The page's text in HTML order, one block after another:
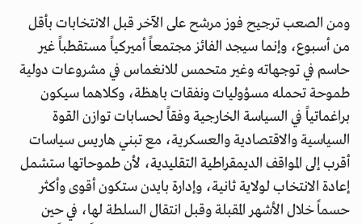
ومن الصعب ترجيح فوز مرشح على الآخر قبل الانتخابات بأقل
من أسبوع، وإنما سيجد الفائز مجتمعاً أميركياً مستقطباً غير
حاسم في توجهاته وغير متحمس للانغماس في مشروعات دولية
طموحة تحمله مسؤوليات ونفقات باهظة، وكلاهما سيكون
براغماتياً في السياسة الخارجية وفقاً لحسابات توازن القوة
السياسية والاقتصادية والعسكرية، مع تبني هاريس سياسات
أقرب إلى المواقف الديمقراطية التقليدية، لأن طموحاتها ستشمل
إعادة الانتخاب لولاية ثانية، وإدارة بايدن ستكون أقوى وأكثر
حسماً خلال الأشهر المقبلة وقبل انتقال السلطة لها، في حين